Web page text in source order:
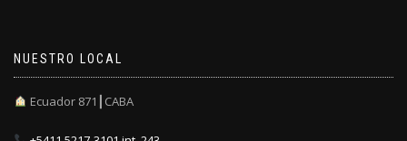
NUESTRO LOCAL
Ecuador 871┃CABA